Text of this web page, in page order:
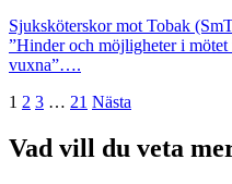
Sjuksköterskor mot Tobak
”Hinder och möjligheter i
vuxna”….
1 2 3 … 21 Nästa
Vad vill du veta